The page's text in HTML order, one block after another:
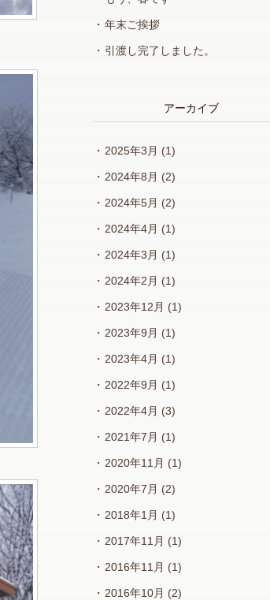
年末ご挨拶
引渡し完了しました。
アーカイブ
2025年3月 (1)
2024年8月 (2)
2024年5月 (2)
2024年4月 (1)
2024年3月 (1)
2024年2月 (1)
2023年12月 (1)
2023年9月 (1)
2023年4月 (1)
2022年9月 (1)
2022年4月 (3)
2021年7月 (1)
2020年11月 (1)
2020年7月 (2)
2018年1月 (1)
2017年11月 (1)
2016年11月 (1)
2016年10月 (2)